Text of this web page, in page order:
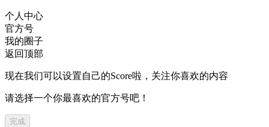
个人中心
官方号
我的圈子
返回顶部
现在我们可以设置自己的Score啦，关注你喜欢的内容
请选择一个你最喜欢的官方号吧！
完成